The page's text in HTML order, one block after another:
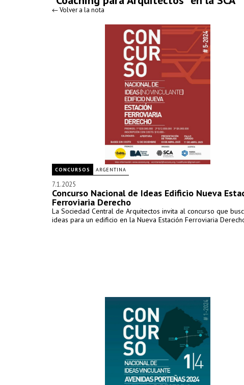
← Volver a la nota
CONCURSOS ARGENTINA
7.1.2025
Concurso Nacional de Ideas Edificio Nueva
Ferroviaria Derecho
La Sociedad Central de Arquitectos invita al concurso que
ideas para un edificio en la Nueva Estación Ferroviaria